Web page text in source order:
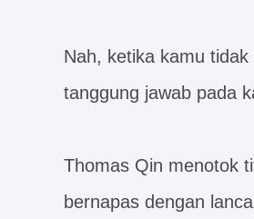
Nah, ketika kamu
tanggung jawab pada
Thomas Qin menotok
bernapas dengan